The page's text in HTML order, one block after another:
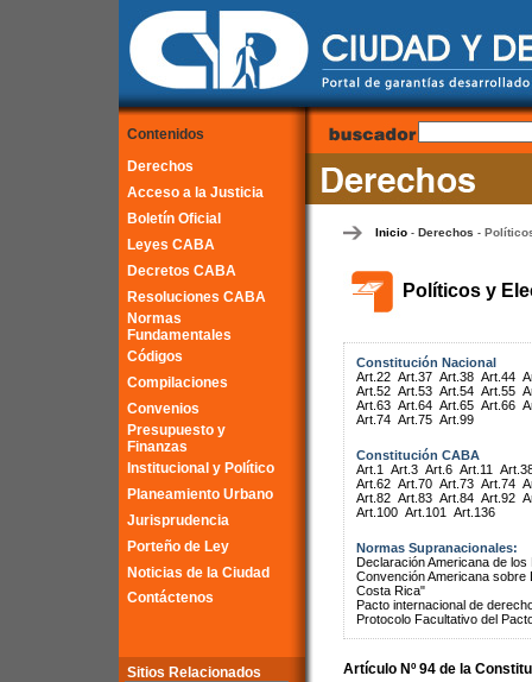
Contenidos
Derechos
Acceso a la Justicia
Boletín Oficial
Leyes CABA
Decretos CABA
Resoluciones CABA
Normas
Fundamentales
Códigos
Compilaciones
Convenios
Presupuesto y
Finanzas
Institucional y Político
Planeamiento Urbano
Jurisprudencia
Porteño de Ley
Noticias de la Ciudad
Contáctenos
Sitios Relacionados
Inicio- Derechos -
Políticos y
Constitución Nacional
Art.22 Art.37 Art.38 Art.44
Art.52 Art.53 Art.54 Art.55
Art.63 Art.64 Art.65 Art.66
Art.74 Art.75 Art.99
Constitución CABA
Art.1
Art.3 Art.6 Art.11
Art.62 Art.70 Art.73 Art.74
Art.82 Art.83 Art.84 Art.92
Art.100 Art.101 Art.136
Normas Supranacionales:
Declaración Americana de
Convención Americana
Costa Rica"
Pacto internacional de
Protocolo Facultativo del
Artículo Nº 94 de la